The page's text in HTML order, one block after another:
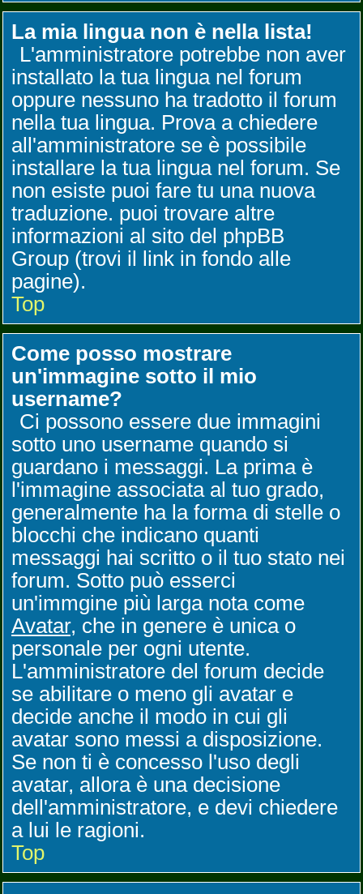
La mia lingua non è nella lista!
L'amministratore potrebbe non aver
installato la tua lingua nel forum
oppure nessuno ha tradotto il forum
nella tua lingua. Prova a chiedere
all'amministratore se è possibile
installare la tua lingua nel forum. Se
non esiste puoi fare tu una nuova
traduzione. puoi trovare altre
informazioni al sito del phpBB
Group (trovi il link in fondo alle
pagine).
Top
Come posso mostrare
un'immagine sotto il mio
username?
Ci possono essere due immagini
sotto uno username quando si
guardano i messaggi. La prima è
l'immagine associata al tuo grado,
generalmente ha la forma di stelle o
blocchi che indicano quanti
messaggi hai scritto o il tuo stato nei
forum. Sotto può esserci
un'immgine più larga nota come
Avatar, che in genere è unica o
personale per ogni utente.
L'amministratore del forum decide
se abilitare o meno gli avatar e
decide anche il modo in cui gli
avatar sono messi a disposizione.
Se non ti è concesso l'uso degli
avatar, allora è una decisione
dell'amministratore, e devi chiedere
a lui le ragioni.
Top